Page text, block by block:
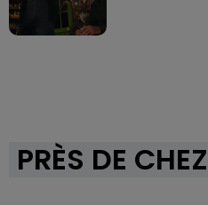
PRÈS DE